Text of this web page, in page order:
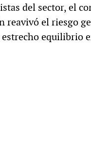
del sector, el
reavivó el riesgo
equilibrio